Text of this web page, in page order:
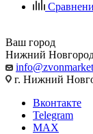
Ваш город
Нижний
г. Нижний
Вконтакте
Telegram
MAX